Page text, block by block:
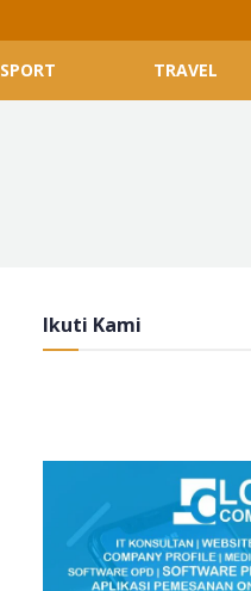
SPORT TRAVEL
Ikuti Kami